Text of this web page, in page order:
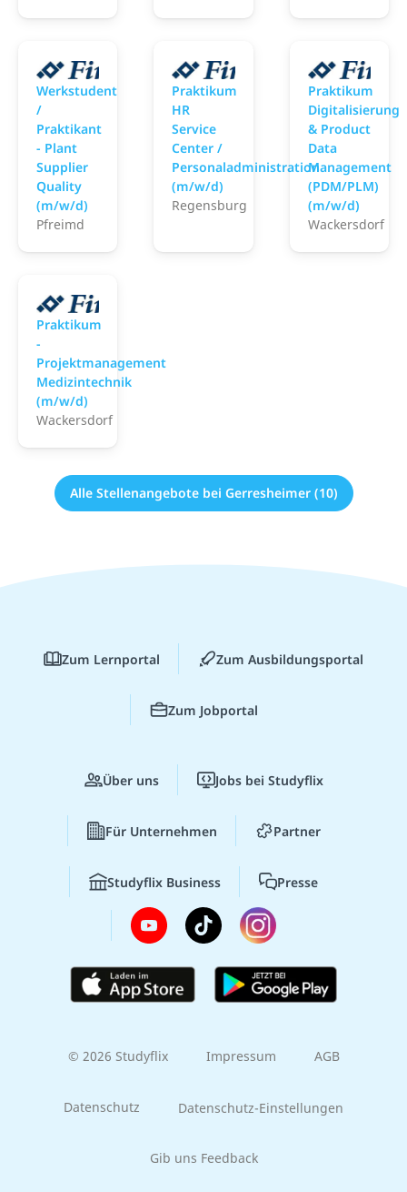
Gerresheimer
Werkstudent
/
Praktikant
- Plant
Supplier
Quality
(m/w/d)
Pfreimd
Gerresheimer
Praktikum
HR
Service
Center /
Personaladministration
(m/w/d)
Regensburg
Praktikum
Digitalisierung
& Product
Data
Management
(PDM/PLM)
(m/w/d)
Wackersdorf
Praktikum
-
Projektmanagement
Medizintechnik
(m/w/d)
Wackersdorf
Alle Stellenangebote bei Gerresheimer (10)
Zum Lernportal Zum Ausbildungsportal
Zum Jobportal
Über uns Jobs bei Studyflix
Für Unternehmen Partner
Studyflix Business Presse
© 2026 Studyflix Impressum AGB
Datenschutz Datenschutz-Einstellungen
Gib uns Feedback